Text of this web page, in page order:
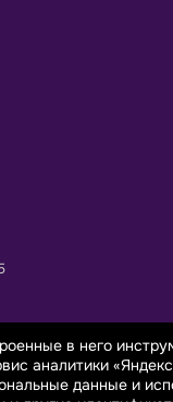
в него
аналитики
данные и